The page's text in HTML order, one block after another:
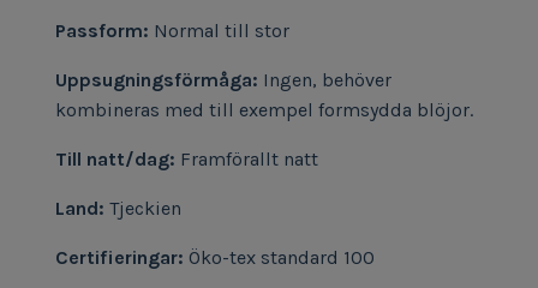
Passform: Normal till stor
Uppsugningsförmåga: Ingen, behöver
kombineras med till exempel formsydda blöjor.
Till natt/dag: Framförallt natt
Land: Tjeckien
Certifieringar: Öko-tex standard 100